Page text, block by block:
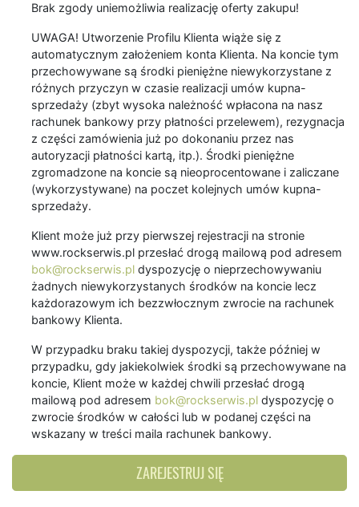
Brak zgody uniemożliwia realizację oferty zakupu!
UWAGA! Utworzenie Profilu Klienta wiąże się z
automatycznym założeniem konta Klienta. Na koncie tym
przechowywane są środki pieniężne niewykorzystane z
różnych przyczyn w czasie realizacji umów kupna-
sprzedaży (zbyt wysoka należność wpłacona na nasz
rachunek bankowy przy płatności przelewem), rezygnacja
z części zamówienia już po dokonaniu przez nas
autoryzacji płatności kartą, itp.). Środki pieniężne
zgromadzone na koncie są nieoprocentowane i zaliczane
(wykorzystywane) na poczet kolejnych umów kupna-
sprzedaży.
Klient może już przy pierwszej rejestracji na stronie
www.rockserwis.pl przesłać drogą mailową pod adresem
bok@rockserwis.pl dyspozycję o nieprzechowywaniu
żadnych niewykorzystanych środków na koncie lecz
każdorazowym ich bezzwłocznym zwrocie na rachunek
bankowy Klienta.
W przypadku braku takiej dyspozycji, także później w
przypadku, gdy jakiekolwiek środki są przechowywane na
koncie, Klient może w każdej chwili przesłać drogą
mailową pod adresem bok@rockserwis.pl dyspozycję o
zwrocie środków w całości lub w podanej części na
wskazany w treści maila rachunek bankowy.
ZAREJESTRUJ SIĘ